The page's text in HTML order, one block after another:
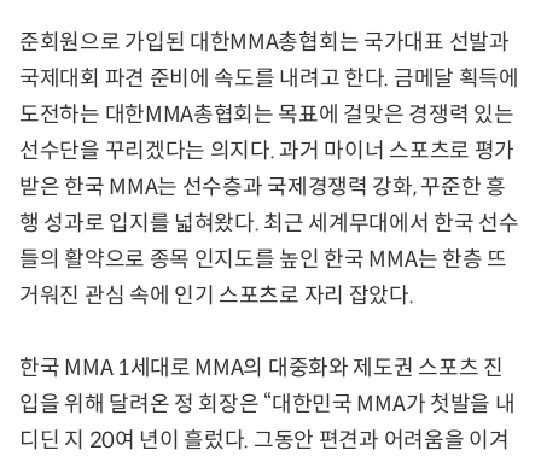
준회원으로 가입된 대한MMA총협회는 국가대표 선발과
국제대회 파견 준비에 속도를 내려고 한다. 금메달 획득에
도전하는 대한MMA총협회는 목표에 걸맞은 경쟁력 있는
선수단을 꾸리겠다는 의지다. 과거 마이너 스포츠로 평가
받은 한국 MMA는 선수층과 국제경쟁력 강화, 꾸준한 흥
행 성과로 입지를 넓혀왔다. 최근 세계무대에서 한국 선수
들의 활약으로 종목 인지도를 높인 한국 MMA는 한층 뜨
거워진 관심 속에 인기 스포츠로 자리 잡았다.
한국 MMA 1세대로 MMA의 대중화와 제도권 스포츠 진
입을 위해 달려온 정 회장은 “대한민국 MMA가 첫발을 내
디딘 지 20여 년이 흘렀다. 그동안 편견과 어려움을 이겨